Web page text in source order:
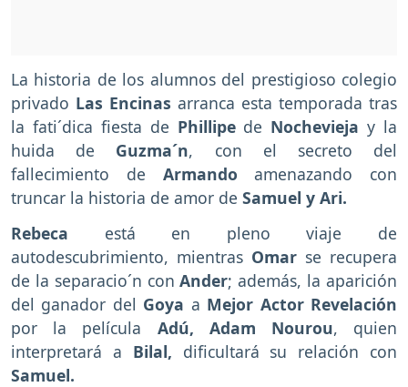
La historia de los alumnos del prestigioso colegio
privado Las Encinas arranca esta temporada tras
la fati´dica fiesta de Phillipe de Nochevieja y la
huida de Guzma´n, con el secreto del
fallecimiento de Armandoamenazando con
truncar la historia de amor de Samuel y Ari.
Rebeca está en pleno viaje de
autodescubrimiento, mientras Omar se recupera
de la separacio´n conAnder; además, la aparición
del ganador del Goya a Mejor Actor Revelación
por la película Adú, Adam Nourou, quien
interpretará a Bilal, dificultará su relación con
Samuel.